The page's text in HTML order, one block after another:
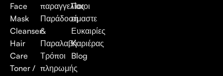
Face
Mask
Cleanser
Hair
Care
Toner /
παραγγελίας
Παράδοση
&
Παραλαβή
Τρόποι
πληρωμής
Ποιοι
είμαστε
Ευκαιρίες
Καριέρας
Blog